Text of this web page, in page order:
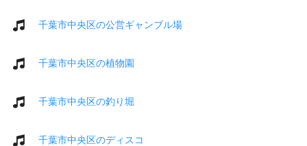
千葉市中央区の公営ギャンブル場
千葉市中央区の植物園
千葉市中央区の釣り堀
千葉市中央区のディスコ